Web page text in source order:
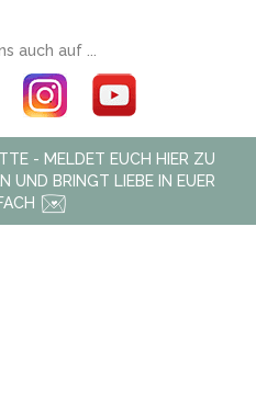
auch auf ...
- MELDET EUCH HIER ZU
UND BRINGT LIEBE IN EUER